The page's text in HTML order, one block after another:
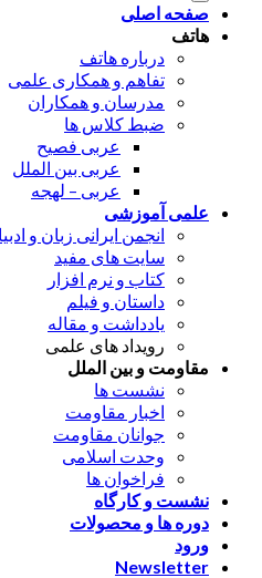
صفحه اصلی
هاتف
درباره هاتف
تفاهم و همکاری علمی
مدرسان و همکاران
ضبط کلاس ها
عربی فصیح
عربی بین الملل
عربی – لهجه
علمی آموزشی
انجمن ایرانی زبان و
سایت های مفید
کتاب و نرم افزار
داستان و فیلم
یادداشت و مقاله
رویداد های علمی
مقاومت و بین الملل
نشست ها
اخبار مقاومت
جوانان مقاومت
وحدت اسلامی
فراخوان ها
نشست و کارگاه
دوره ها و محصولات
ورود
Newsletter